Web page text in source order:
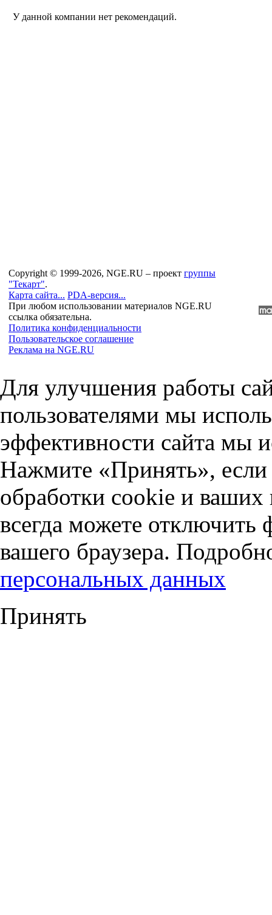
У данной компании нет рекомендаций.
Copyright © 1999-2026, NGE.RU – проект группы
"Текарт".
Карта сайта... PDA-версия...
При любом использовании материалов NGE.RU
ссылка обязательна.
Политика конфиденциальности
Пользовательское соглашение
Реклама на NGE.RU
Для улучшения работы
пользователями мы
эффективности сайта мы
Нажмите «Принять», если
обработки cookie и
всегда можете отключить
вашего браузера.
персональных данных
Принять